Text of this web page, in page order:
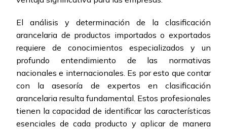
El análisis y determinación de la clasificación
arancelaria de productos importados o exportados
requiere de conocimientos especializados y un
profundo entendimiento de las normativas
nacionales e internacionales. Es por esto que contar
con la asesoría de expertos en clasificación
arancelaria resulta fundamental. Estos profesionales
tienen la capacidad de identificar las características
esenciales de cada producto y aplicar de manera